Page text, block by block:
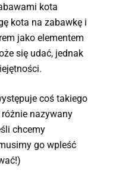
kota
kota na zabawkę i
jako elementem
się udać, jednak
coś takiego
nazywany
chcemy
go wpleść